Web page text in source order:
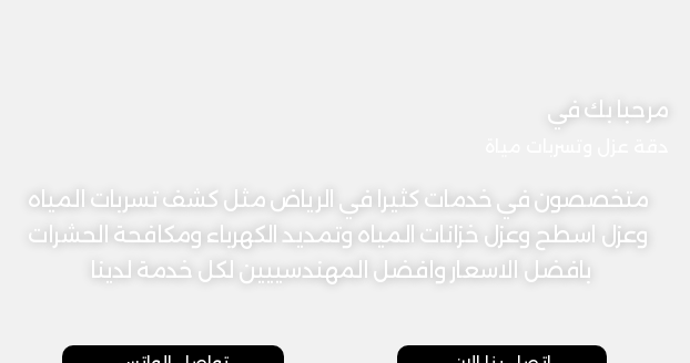
مرحبا بك في
متخصصون في خدمات كثيرا في الرياض مثل كشف تسربات المياه
وعزل اسطح وعزل خزانات المياه وتمديد الكهرباء ومكافحة الحشرات
بافضل الاسعار وافضل المهندسييين لكل خدمة لدينا